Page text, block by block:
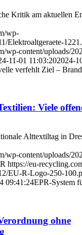
Kritik am aktuellen
wp-
Elektroaltgeraete-
wp-content/uploads/
11-01 11:03:202024-
verfehlt Ziel –
Viele
Alttextiltag in
wp-content/uploads/
https://eu-
EU-R-Logo-250-
09:41:24EPR-System
ohne